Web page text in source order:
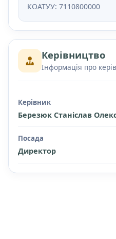
КОАТУУ: 7110800000
Керівництво
Інформація про
Керівник
Березюк Станіслав
Посада
Директор